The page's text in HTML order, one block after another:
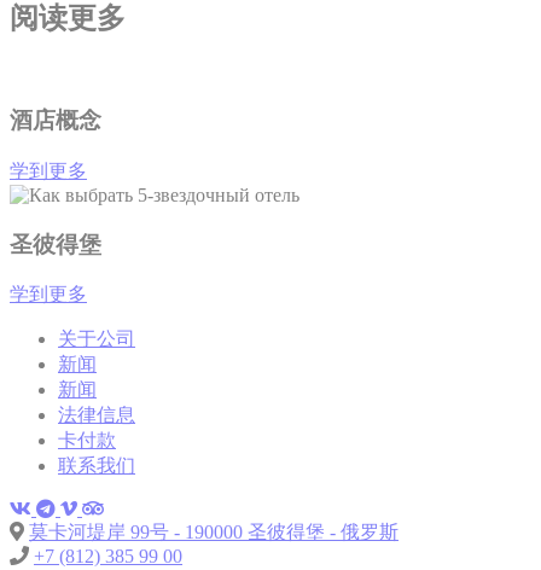
阅读更多
酒店概念
学到更多
圣彼得堡
学到更多
关于公司
新闻
新闻
法律信息
卡付款
联系我们
莫卡河堤岸 99号 - 190000 圣彼得堡 - 俄罗斯
+7 (812) 385 99 00